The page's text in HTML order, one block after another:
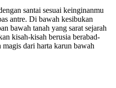
santai sesuai keinginanmu
antre. Di bawah kesibukan
bawah tanah yang sarat sejarah
kisah-kisah berusia berabad-
magis dari harta karun bawah